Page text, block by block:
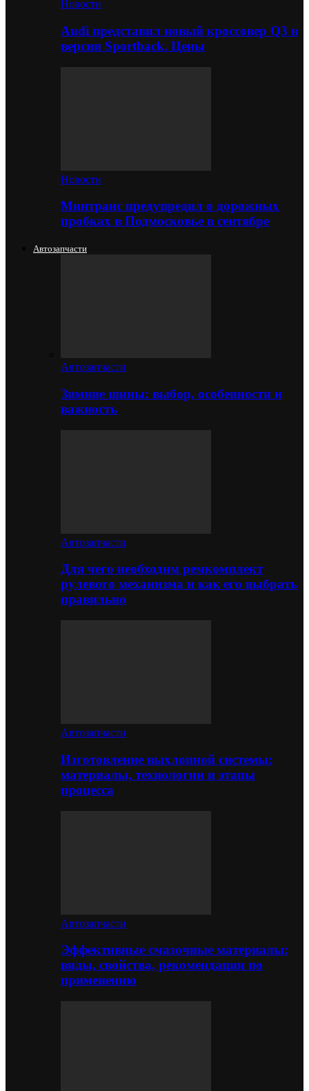
Новости
Audi представил новый кроссовер Q3 в
версии Sportback. Цены
Новости
Минтранс предупредил о дорожных
пробках в Подмосковье в сентябре
Автозапчасти
Автозапчасти
Зимние шины: выбор, особенности и
важность
Автозапчасти
Для чего необходим ремкомплект
рулевого механизма и как его выбрать
правильно
Автозапчасти
Изготовление выхлопной системы:
материалы, технологии и этапы
процесса
Автозапчасти
Эффективные смазочные материалы:
виды, свойства, рекомендации по
применению